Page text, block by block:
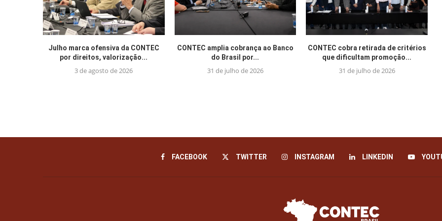
Julho marca ofensiva da CONTEC
por direitos, valorização...
3 de agosto de 2026
CONTEC amplia cobrança ao Banco
do Brasil por...
31 de julho de 2026
CONTEC cobra retirada de critérios
que dificultam promoção...
31 de julho de 2026
FACEBOOK TWITTER INSTAGRAM LINKEDIN